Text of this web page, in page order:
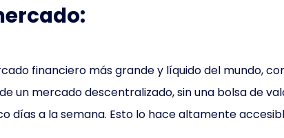
financiero más grande y líquido del mundo,
un mercado descentralizado, sin una bolsa de
días a la semana. Esto lo hace altamente